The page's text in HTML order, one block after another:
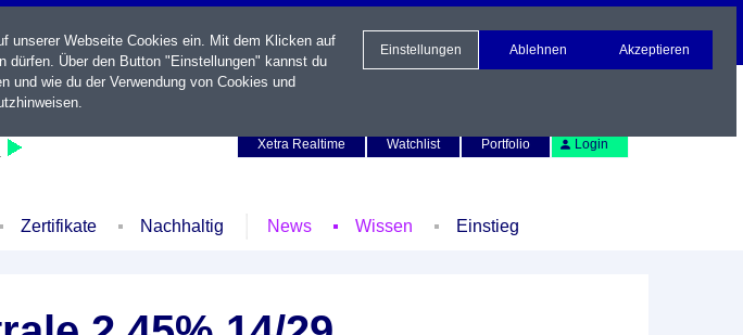
Xetra Realtime
Watchlist Portfolio Login
Zertifikate Nachhaltig News Wissen Einstieg
unserer Webseite Cookies ein. Mit dem Klicken auf
dürfen. Über den Button "Einstellungen" kannst du
und wie du der Verwendung von Cookies und
.
Einstellungen Ablehnen Akzeptieren